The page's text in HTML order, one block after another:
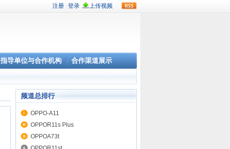
指导单位与合作机构 合作渠道展示
频道总排行
OPPO-A11
OPPOR11s Plus
OPPOA73t